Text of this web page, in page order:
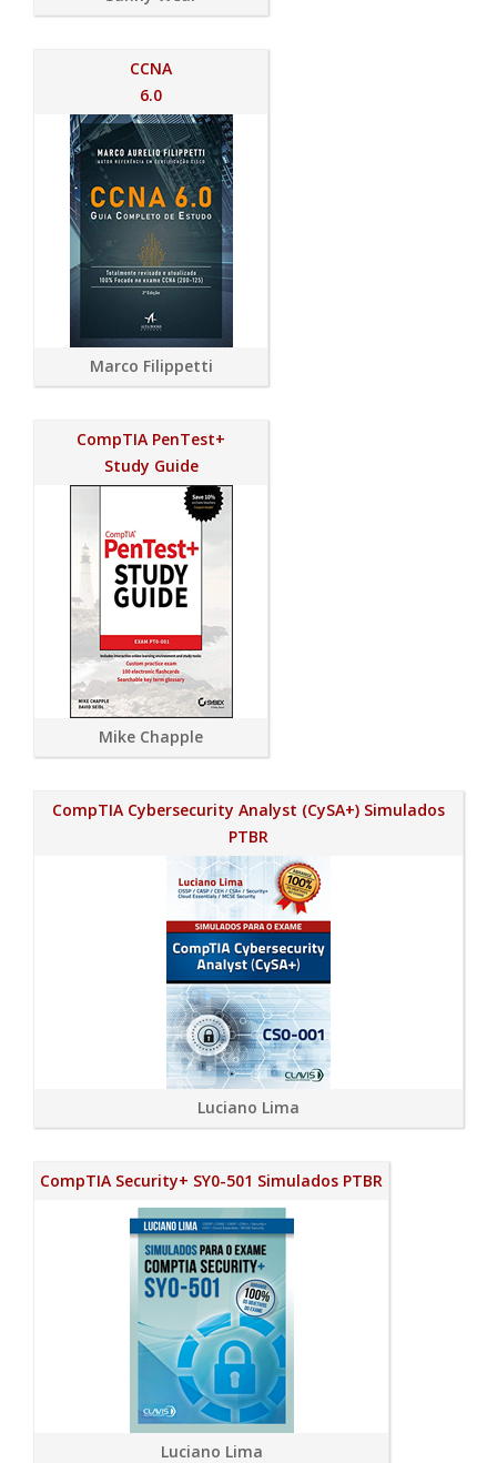
CCNA
6.0
Marco Filippetti
CompTIA PenTest+
Study Guide
Mike Chapple
CompTIA Cybersecurity Analyst (CySA+) Simulados
PTBR
Luciano Lima
CompTIA Security+ SY0-501 Simulados PTBR
Luciano Lima